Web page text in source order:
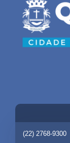
(22) 2768-9300